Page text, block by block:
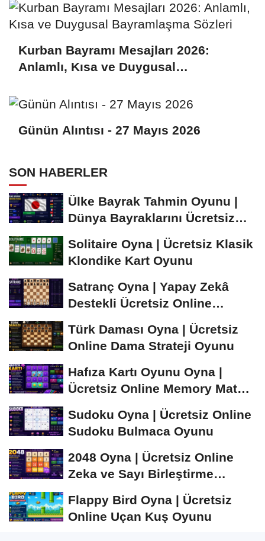
Kurban Bayramı Mesajları 2026:
Anlamlı, Kısa ve Duygusal
Günün Alıntısı - 27 Mayıs 2026
SON HABERLER
Ülke Bayrak Tahmin Oyunu |
Dünya Bayraklarını Ücretsiz
Solitaire Oyna | Ücretsiz Klasik
Klondike Kart Oyunu
Satranç Oyna | Yapay Zekâ
Destekli Ücretsiz Online
Türk Daması Oyna | Ücretsiz
Online Dama Strateji Oyunu
Hafıza Kartı Oyunu Oyna |
Ücretsiz Online Memory Match
Sudoku Oyna | Ücretsiz Online
Sudoku Bulmaca Oyunu
2048 Oyna | Ücretsiz Online
Zeka ve Sayı Birleştirme
Flappy Bird Oyna | Ücretsiz
Online Uçan Kuş Oyunu